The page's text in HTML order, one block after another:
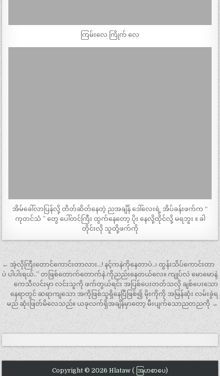
ကြမ်းလေ ကြိုက် လေ
အိမ်ခေါ်လာပြန်လို့ တိတ်ဆိတ်နေတဲ့ ညအချိန် ဒေါ်လေးရဲ့ အိပ်ခန်းဖက်က “
ကုတင်သံ ” တွေ ပေါ်တင်ကြီး ထွက်နေတော့ ပိုး နေလို့ထိုင်လို့ မရဘူး ။ ခါ
တိုင်းလို သူတို့ဖက်ကို
Post
navigation
← အဲ့လိုကြီးတောင်ကောင်းတာလား…! နင့်ကနဲကိုနေတာပဲ..၊ ထွန်းသိပ်ကောင်းတာ
ပဲ ပါပါးရယ်..” တဖြစ်တောက်တောက်နဲ.ကိုညည်းနေတယ်လေ။ ကျုပ်လဲ မောမောနဲ့
ကေသီလင်းမှာ လင်းသူကို ဖက်တွယ်ရင်း အပြစ်ပေးတတ်သလို ချစ်ပေးသော
နေရာတွင် ဆရာကျသော အကိုဖြစ်သူရှိနေပြီဖြစ်၍ မိုးကိုကို အမြန်ဆုံး လမ်းခွဲရ
မည် ဆုံးဖြတ်မိလေသည်။ ယခုလက်ရှိအချိန်မှာတော့ မီးပျက်သောညတညကို →
Copyright © 2026 Hlataw ( အြပာစာပေ)